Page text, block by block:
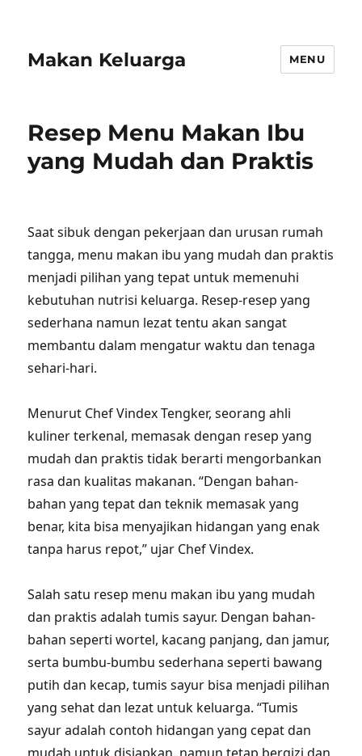
Makan Keluarga MENU
Resep Menu Makan Ibu
yang Mudah dan Praktis
Saat sibuk dengan pekerjaan dan urusan rumah
tangga, menu makan ibu yang mudah dan praktis
menjadi pilihan yang tepat untuk memenuhi
kebutuhan nutrisi keluarga. Resep-resep yang
sederhana namun lezat tentu akan sangat
membantu dalam mengatur waktu dan tenaga
sehari-hari.
Menurut Chef Vindex Tengker, seorang ahli
kuliner terkenal, memasak dengan resep yang
mudah dan praktis tidak berarti mengorbankan
rasa dan kualitas makanan. “Dengan bahan-
bahan yang tepat dan teknik memasak yang
benar, kita bisa menyajikan hidangan yang enak
tanpa harus repot,” ujar Chef Vindex.
Salah satu resep menu makan ibu yang mudah
dan praktis adalah tumis sayur. Dengan bahan-
bahan seperti wortel, kacang panjang, dan jamur,
serta bumbu-bumbu sederhana seperti bawang
putih dan kecap, tumis sayur bisa menjadi pilihan
yang sehat dan lezat untuk keluarga. “Tumis
sayur adalah contoh hidangan yang cepat dan